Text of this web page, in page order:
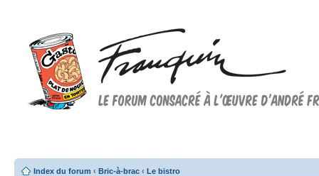
Index du forum ‹ Bric-à-brac ‹ Le bistro